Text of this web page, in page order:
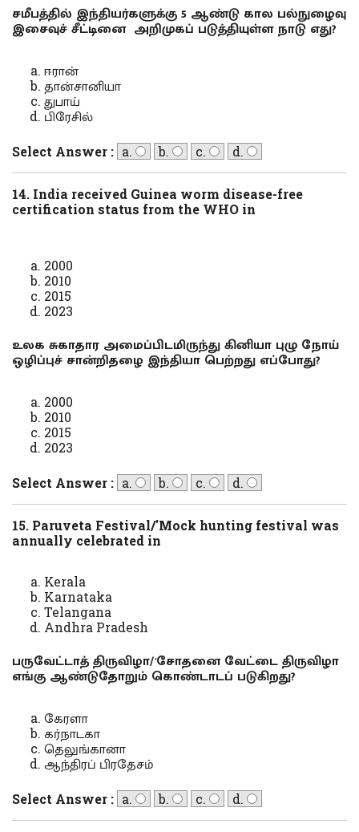
சமீபத்தில் இந்தியர்களுக்கு 5 ஆண்டு கால பல்நுழைவு
இசைவுச் சீட்டினை அறிமுகப் படுத்தியுள்ள நாடு எது?
ஈரான்
தான்சானியா
துபாய்
பிரேசில்
Select Answer : a. b. c. d.
14. India received Guinea worm disease-free
certification status from the WHO in
2000
2010
2015
2023
உலக சுகாதார அமைப்பிடமிருந்து கினியா புழு நோய்
ஒழிப்புச் சான்றிதழை இந்தியா பெற்றது எப்போது?
2000
2010
2015
2023
Select Answer : a. b. c. d.
15. Paruveta Festival/'Mock hunting festival was
annually celebrated in
Kerala
Karnataka
Telangana
Andhra Pradesh
பருவேட்டாத் திருவிழா/'சோதனை வேட்டை திருவிழா
எங்கு ஆண்டுதோறும் கொண்டாடப் படுகிறது?
கேரளா
கர்நாடகா
தெலுங்கானா
ஆந்திரப் பிரதேசம்
Select Answer : a. b. c. d.